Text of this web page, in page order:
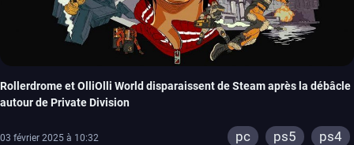
Rollerdrome et OlliOlli World disparaissent de Steam après la débâcle
autour de Private Division
03 février 2025 à 10:32 pc ps5 ps4